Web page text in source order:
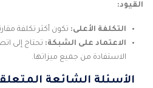
القيود:
التكلفة الأعلى: تكون أكثر تكلفة
الاعتماد على الشبكة: تحتاج إلى
الاستفادة من جميع ميزاتها.
الأسئلة الشائعة